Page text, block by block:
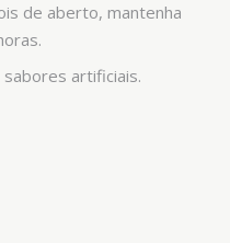
de aberto, mantenha
artificiais.